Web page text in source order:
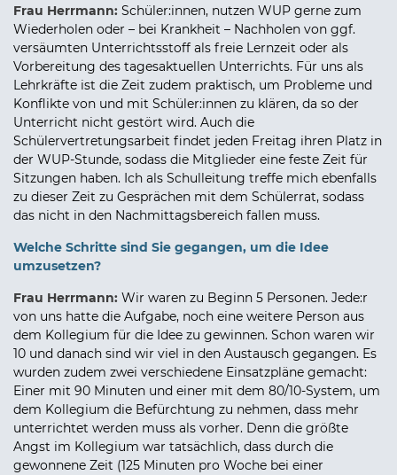
Frau Herrmann: Schüler:innen, nutzen WUP gerne zum
Wiederholen oder – bei Krankheit – Nachholen von ggf.
versäumten Unterrichtsstoff als freie Lernzeit oder als
Vorbereitung des tagesaktuellen Unterrichts. Für uns als
Lehrkräfte ist die Zeit zudem praktisch, um Probleme und
Konflikte von und mit Schüler:innen zu klären, da so der
Unterricht nicht gestört wird. Auch die
Schülervertretungsarbeit findet jeden Freitag ihren Platz in
der WUP-Stunde, sodass die Mitglieder eine feste Zeit für
Sitzungen haben. Ich als Schulleitung treffe mich ebenfalls
zu dieser Zeit zu Gesprächen mit dem Schülerrat, sodass
das nicht in den Nachmittagsbereich fallen muss.
Welche Schritte sind Sie gegangen, um die Idee
umzusetzen?
Frau Herrmann: Wir waren zu Beginn 5 Personen. Jede:r
von uns hatte die Aufgabe, noch eine weitere Person aus
dem Kollegium für die Idee zu gewinnen. Schon waren wir
10 und danach sind wir viel in den Austausch gegangen. Es
wurden zudem zwei verschiedene Einsatzpläne gemacht:
Einer mit 90 Minuten und einer mit dem 80/10-System, um
dem Kollegium die Befürchtung zu nehmen, dass mehr
unterrichtet werden muss als vorher. Denn die größte
Angst im Kollegium war tatsächlich, dass durch die
gewonnene Zeit (125 Minuten pro Woche bei einer